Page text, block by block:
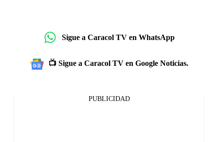
Sigue a Caracol TV en WhatsApp
📺 Sigue a Caracol TV en Google Noticias.
PUBLICIDAD